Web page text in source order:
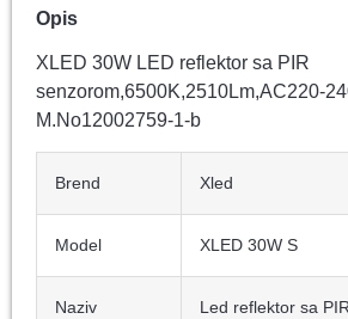
Opis
XLED 30W LED reflektor sa PIR
senzorom,6500K,2510Lm,AC220-
M.No12002759-1-b
Brend Xled
Model XLED 30W S
Naziv
Led reflektor sa